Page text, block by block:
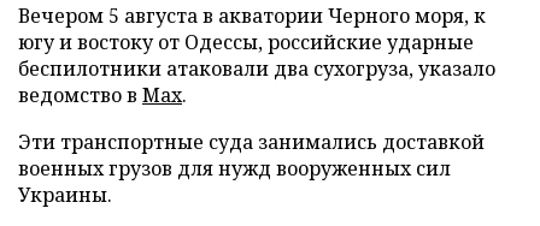
Вечером 5 августа в акватории Черного моря, к
югу и востоку от Одессы, российские ударные
беспилотники атаковали два сухогруза, указало
ведомство в Max.
Эти транспортные суда занимались доставкой
военных грузов для нужд вооруженных сил
Украины.